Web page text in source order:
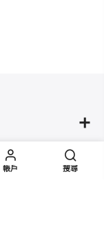
帳戶 搜尋